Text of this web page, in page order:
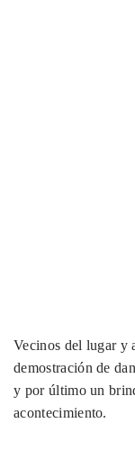
Vecinos del lugar y
demostración de
y por último un
acontecimiento.